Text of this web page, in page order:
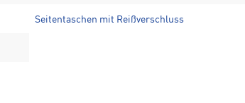
Seitentaschen mit Reißverschluss